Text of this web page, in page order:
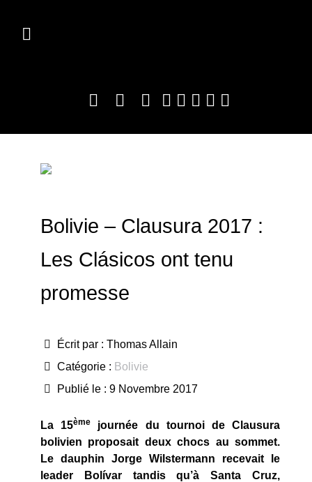
Bolivie – Clausura 2017 :
Les Clásicos ont tenu
promesse
Écrit par : Thomas Allain
Catégorie : Bolivie
Publié le : 9 Novembre 2017
La 15ème
journée du tournoi de Clausura
bolivien proposait deux chocs au sommet.
Le dauphin Jorge Wilstermann recevait le
leader Bolívar tandis qu’à Santa Cruz,